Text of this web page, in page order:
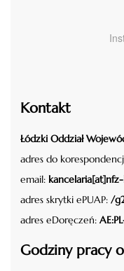
Kontakt
Łódzki Oddział
adres do
email:
adres skrytki ePUAP: /
adres eDoręczeń:
Godziny pracy